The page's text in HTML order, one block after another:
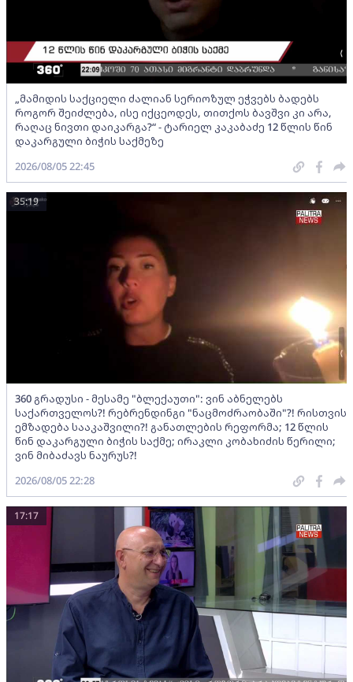
„მამიდის საქციელი ძალიან სერიოზულ ეჭვებს ბადებს
როგორ შეიძლება, ისე იქცეოდეს, თითქოს ბავშვი კი არა,
რაღაც ნივთი დაიკარგა?“ - ტარიელ კაკაბაძე 12 წლის წინ
დაკარგული ბიჭის საქმეზე
2026/08/05 22:45
360 გრადუსი - მესამე "ბლექაუთი": ვინ აბნელებს
საქართველოს?! რებრენდინგი "ნაცმოძრაობაში"?! რისთვის
ემზადება სააკაშვილი?! განათლების რეფორმა; 12 წლის
წინ დაკარგული ბიჭის საქმე; ირაკლი კობახიძის წერილი;
ვინ მიბაძავს ნაურუს?!
35:19
2026/08/05 22:28
17:17